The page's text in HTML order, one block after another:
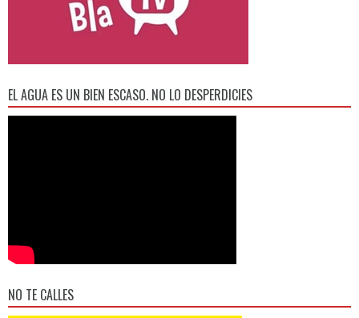
EL AGUA ES UN BIEN ESCASO. NO LO DESPERDICIES
NO TE CALLES